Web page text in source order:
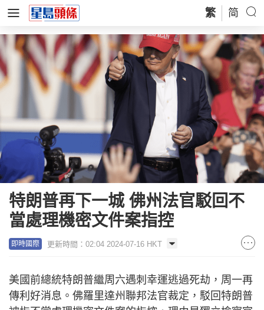
繁 简
特朗普再下一城 佛州法官駁回不
當處理機密文件案指控
即時國際 更新時間：02:04 2024-07-16 HKT
美國前總統特朗普繼周六遇刺幸運逃過死劫，周一再
傳利好消息。佛羅里達州聯邦法官裁定，駁回特朗普